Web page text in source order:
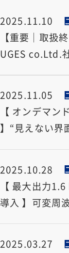
2025.11.10
【重要｜取扱
UGES co.Ltd.
2025.11.05
【 オンデマ
】“見えない
2025.10.28
【 最大出力
導入 】可変周
2025.03.27